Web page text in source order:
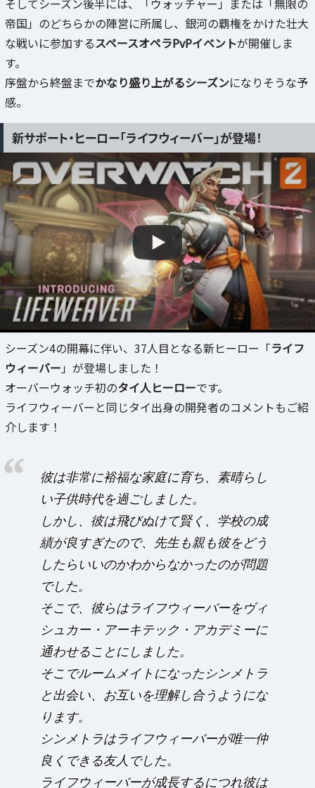
帝国」のどちらかの陣営に所属し、銀河の覇権をかけた壮大
な戦いに参加するスペースオペラPvPイベントが開催しま
す。
序盤から終盤までかなり盛り上がるシーズンになりそうな予
感。
新サポート・ヒーロー「ライフウィーバー」が登場！
シーズン4の開幕に伴い、37人目となる新ヒーロー「ライフ
ウィーバー 」が登場しました！
オーバーウォッチ初のタイ人ヒーローです。
ライフウィーバーと同じタイ出身の開発者のコメントもご紹
介します！
彼は非常に裕福な家庭に育ち、素晴らし
い子供時代を過ごしました。
しかし、彼は飛びぬけて賢く、学校の成
績が良すぎたので、先生も親も彼をどう
したらいいのかわからなかったのが問題
でした。
そこで、彼らはライフウィーバーをヴィ
シュカー・アーキテック・アカデミーに
通わせることにしました。
そこでルームメイトになったシンメトラ
と出会い、お互いを理解し合うようにな
ります。
シンメトラはライフウィーバーが唯一仲
良くできる友人でした。
ライフウィーバーが成長するにつれ彼は